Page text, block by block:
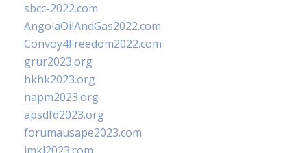
sbcc-2022.com
AngolaOilAndGas2022.com
Convoy4Freedom2022.com
grur2023.org
hkhk2023.org
napm2023.org
apsdfd2023.org
forumausape2023.com